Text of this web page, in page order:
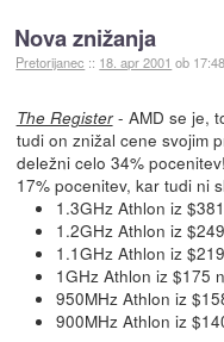
Nova znižanja
Pretorijanec :: 18. apr 2001 ob 17:48
The Register- AMD se je,
tudi on znižal cene svojim
deležni celo 34%
17% pocenitev, kar tudi ni
1.3GHz Athlon iz
1.2GHz Athlon iz
1.1GHz Athlon iz
1GHz Athlon iz $175
950MHz Athlon iz
900MHz Athlon iz